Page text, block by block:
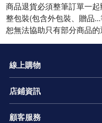
商品退貨必須整筆訂單一
整包裝(包含外包裝、贈品...
恕無法協助只有部分商品的
線上購物
店鋪資訊
顧客服務